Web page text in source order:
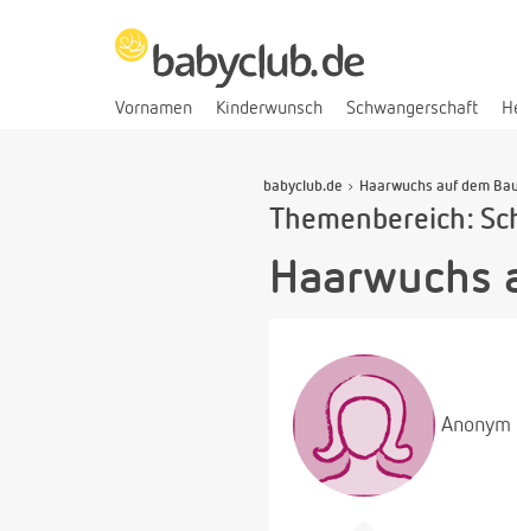
Vornamen Kinderwunsch Schwangerschaft
babyclub.de Haarwuchs auf dem
Themenbereich:
Haarwuchs
Anonym